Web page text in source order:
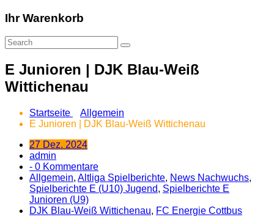
Ihr Warenkorb
E Junioren | DJK Blau-Weiß
Wittichenau
Startseite
Allgemein
E Junioren | DJK Blau-Weiß Wittichenau
27 Dez. 2024
admin
- 0 Kommentare
Allgemein, Altliga Spielberichte, News Nachwuchs,
Spielberichte E (U10) Jugend, Spielberichte E
Junioren (U9)
DJK Blau-Weiß Wittichenau, FC Energie Cottbus